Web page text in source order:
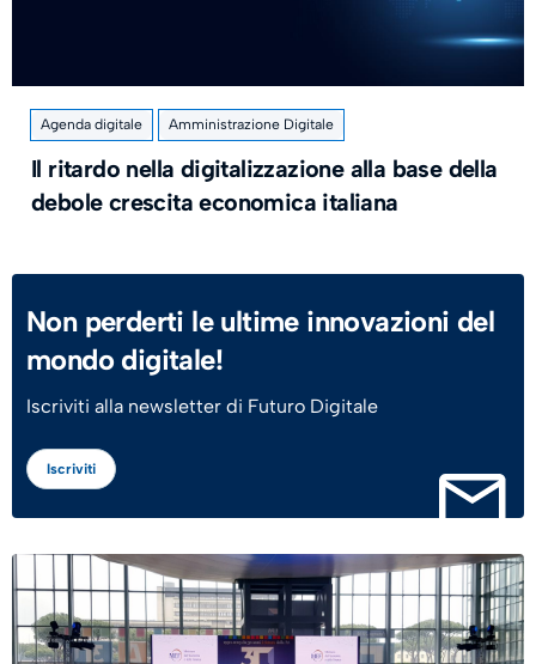
Agenda digitale Amministrazione Digitale
Il ritardo nella digitalizzazione alla base della
debole crescita economica italiana
Non perderti le ultime innovazioni del
mondo digitale!
Iscriviti alla newsletter di Futuro Digitale
Iscriviti